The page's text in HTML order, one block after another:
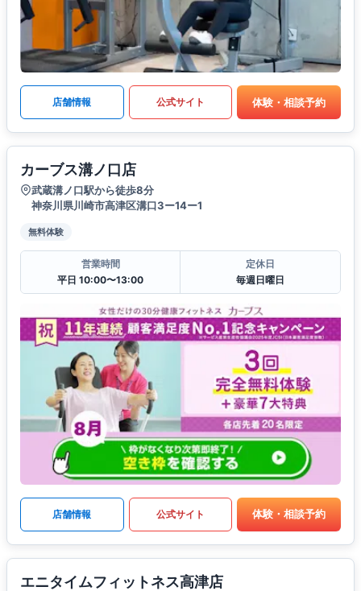
店舗情報 公式サイト 体験・相談予約
カーブス溝ノ口店
武蔵溝ノ口駅から徒歩8分
神奈川県川崎市高津区溝口3ー14ー1
無料体験
営業時間
平日 10:00〜13:00
定休日
毎週日曜日
店舗情報 公式サイト 体験・相談予約
エニタイムフィットネス高津店